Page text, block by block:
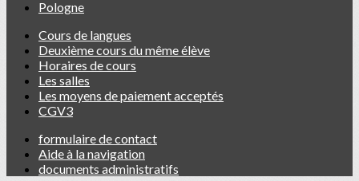
Pologne
Cours de langues
Deuxième cours du même élève
Horaires de cours
Les salles
Les moyens de paiement acceptés
CGV3
formulaire de contact
Aide à la navigation
documents administratifs